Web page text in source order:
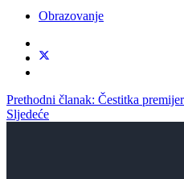
Obrazovanje
Prethodni članak: Čestitka
Sljedeće